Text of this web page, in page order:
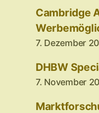
Cambridge
7. Dezember
DHBW
7. November